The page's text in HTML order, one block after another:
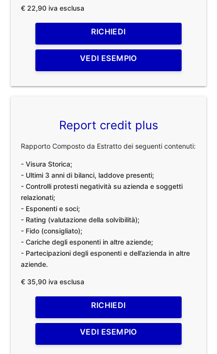
€ 22,90 iva esclusa
RICHIEDI
VEDI ESEMPIO
Report credit plus
Rapporto Composto da Estratto dei seguenti contenuti:
- Visura Storica;
- Ultimi 3 anni di bilanci, laddove presenti;
- Controlli protesti negatività su azienda e soggetti
relazionati;
- Esponenti e soci;
- Rating (valutazione della solvibilità);
- Fido (consigliato);
- Cariche degli esponenti in altre aziende;
- Partecipazioni degli esponenti e dell’azienda in altre
aziende.
€ 35,90 iva esclusa
RICHIEDI
VEDI ESEMPIO